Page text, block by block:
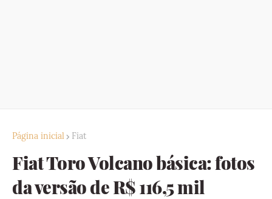
Página inicial Fiat
Fiat Toro Volcano básica: fotos
da versão de R$ 116,5 mil